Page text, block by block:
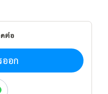
ต่อ
ออก